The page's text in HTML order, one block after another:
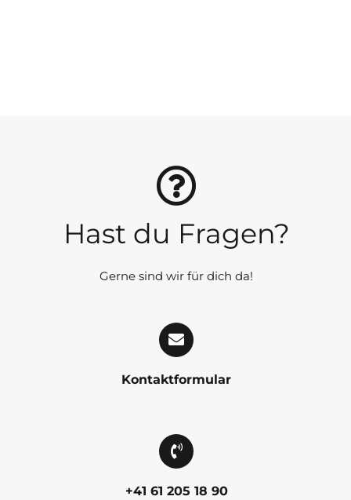
Hast du Fragen?
Gerne sind wir für dich da!
Kontaktformular
+41 61 205 18 90